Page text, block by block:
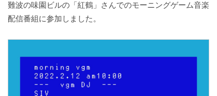
難波の味園ビルの「紅鶴」さんでのモーニングゲーム音楽
配信番組に参加しました。